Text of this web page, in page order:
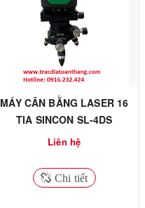
MÁY CÂN BẰNG LASER 16
TIA SINCON SL-4DS
Liên hệ
Chi tiết